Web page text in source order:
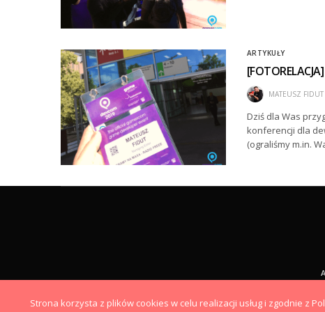
ARTYKUŁY
MATEUSZ FIDUT
Dziś dla Was
konferencji dla
(ograliśmy m.in.
Strona korzysta z plików cookies w celu realizacji usług i zgodnie z